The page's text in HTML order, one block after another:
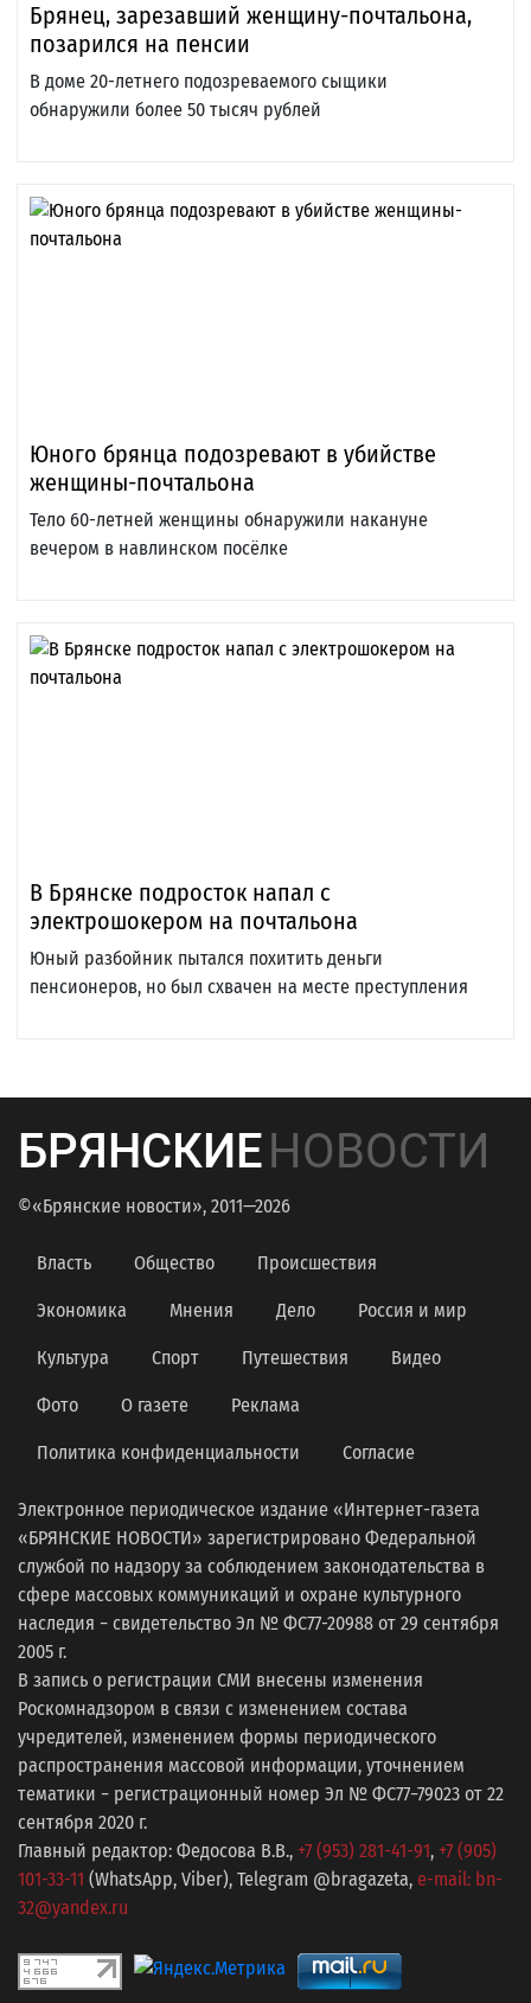
Брянец, зарезавший женщину-почтальона,
позарился на пенсии
В доме 20-летнего подозреваемого сыщики
обнаружили более 50 тысяч рублей
Юного брянца подозревают в убийстве
женщины-почтальона
Тело 60-летней женщины обнаружили накануне
вечером в навлинском посёлке
В Брянске подросток напал с
электрошокером на почтальона
Юный разбойник пытался похитить деньги
пенсионеров, но был схвачен на месте преступления
БРЯНСКИЕНОВОСТИ
©«Брянские новости», 2011—2026
Власть Общество Происшествия
Экономика Мнения Дело Россия и мир
Культура Спорт Путешествия Видео
Фото О газете Реклама
Политика конфиденциальности Согласие
Электронное периодическое издание «Интернет-газета
«БРЯНСКИЕ НОВОСТИ» зарегистрировано Федеральной
службой по надзору за соблюдением законодательства в
сфере массовых коммуникаций и охране культурного
наследия − свидетельство Эл № ФС77-20988 от 29 сентября
2005 г.
В запись о регистрации СМИ внесены изменения
Роскомнадзором в связи с изменением состава
учредителей, изменением формы периодического
распространения массовой информации, уточнением
тематики − регистрационный номер Эл № ФС77−79023 от 22
сентября 2020 г.
Главный редактор: Федосова В.В., +7 (953) 281-41-91, +7 (905)
101-33-11 (WhatsApp, Viber), Telegram @bragazeta, e-mail: bn-
32@yandex.ru